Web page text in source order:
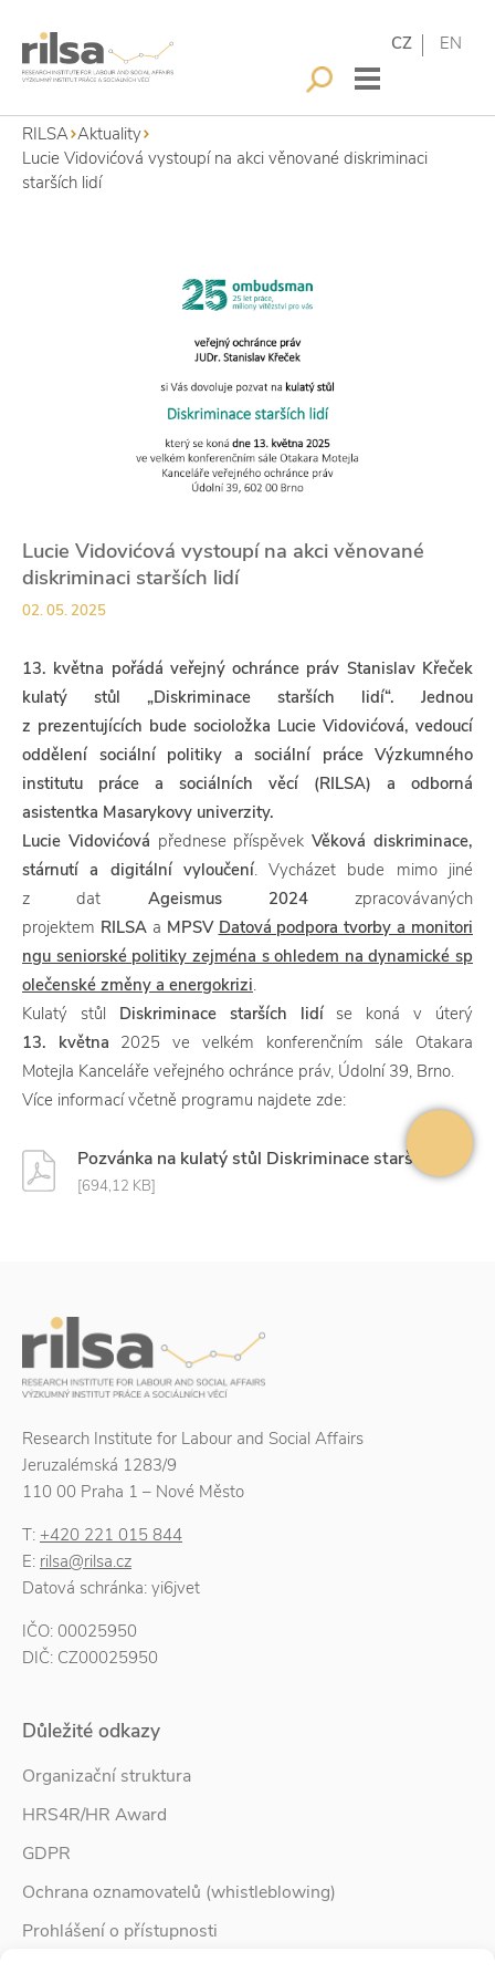
CZ EN
RILSA Aktuality
Lucie Vidovićová vystoupí na akci věnované diskriminaci
starších lidí
Lucie Vidovićová vystoupí na akci věnované
diskriminaci starších lidí
02. 05. 2025
13. května pořádá veřejný ochránce práv Stanislav Křeček
kulatý stůl „Diskriminace starších lidí“. Jednou
z prezentujících bude socioložka Lucie Vidovićová, vedoucí
oddělení sociální politiky a sociální práce Výzkumného
institutu práce a sociálních věcí (RILSA) a odborná
asistentka Masarykovy univerzity.
Lucie Vidovićová přednese příspěvekVěková diskriminace,
stárnutí a digitální vyloučení. Vycházet bude mimo jiné
z dat Ageismus 2024zpracovávaných
projektem RILSAa MPSV Datová podpora tvorby a monitori
ngu seniorské politiky zejména s ohledem na dynamické sp
olečenské změny a energokrizi.
Kulatý stůl Diskriminace starších lidíse koná v úterý
13. května 2025 ve velkém konferenčním sále Otakara
Motejla Kanceláře veřejného ochránce práv, Údolní 39, Brno.
Více informací včetně programu najdete zde:
Pozvánka na kulatý stůl Diskriminace starších lidí
[694,12 KB]
Research Institute for Labour and Social Affairs
Jeruzalémská 1283/9
110 00 Praha 1 – Nové Město
T: +420 221 015 844
E: rilsa@rilsa.cz
Datová schránka: yi6jvet
IČO: 00025950
DIČ: CZ00025950
Důležité odkazy
Organizační struktura
HRS4R/HR Award
GDPR
Ochrana oznamovatelů (whistleblowing)
Prohlášení o přístupnosti